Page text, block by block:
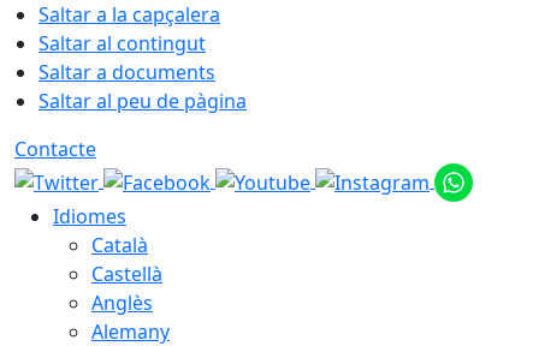
Saltar a la capçalera
Saltar al contingut
Saltar a documents
Saltar al peu de pàgina
Contacte
Idiomes
Català
Castellà
Anglès
Alemany